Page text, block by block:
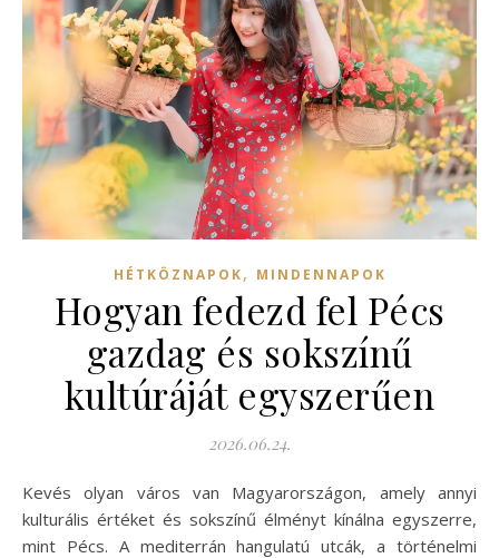
HÉTKÖZNAPOK, MINDENNAPOK
Hogyan fedezd fel Pécs
gazdag és sokszínű
kultúráját egyszerűen
2026.06.24.
Kevés olyan város van Magyarországon, amely annyi
kulturális értéket és sokszínű élményt kínálna egyszerre,
mint Pécs. A mediterrán hangulatú utcák, a történelmi